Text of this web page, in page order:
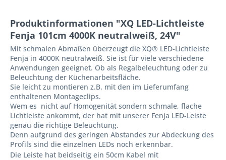
Produktinformationen "XQ LED-Lichtleiste
Fenja 101cm 4000K neutralweiß, 24V"
Mit schmalen Abmaßen überzeugt die XQ® LED-Lichtleiste
Fenja in 4000K neutralweiß. Sie ist für viele verschiedene
Anwendungen geeignet. Ob als Regalbeleuchtung oder zu
Beleuchtung der Küchenarbeitsfläche.
Sie leicht zu montieren z.B. mit den im Lieferumfang
enthaltenen Montageclips.
Wem es nicht auf Homogenität sondern schmale, flache
Lichtleiste ankommt, der hat mit unserer Fenja LED-Leiste
genau die richtige Beleuchtung.
Denn aufgrund des geringen Abstandes zur Abdeckung des
Profils sind die einzelnen LEDs noch erkennbar.
Die Leiste hat beidseitig ein 50cm Kabel mit